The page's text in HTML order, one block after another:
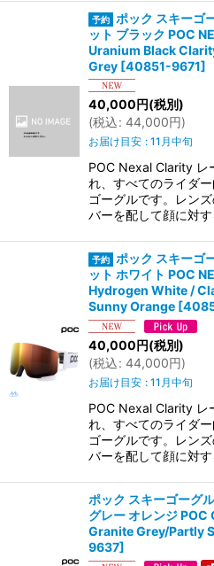
ポック スキーゴ
ット ブラック POC
Uranium Black
Grey [40851-9671]
40,000円(税別)
(税込: 44,000円)
お届け目安 : 11月中旬
POC Nexal Clarity レ
れ、すべてのライダ
ゴーグルです。レン
バーを配して顔に対
ポック スキーゴ
ット ホワイト POC
Hydrogen White /
Sunny Orange [
40,000円(税別)
(税込: 44,000円)
お届け目安 : 11月中旬
POC Nexal Clarity レ
れ、すべてのライダ
ゴーグルです。レン
バーを配して顔に対
ポック スキーゴーグ
グレー オレンジ POC
Granite Grey/Partly
9637]